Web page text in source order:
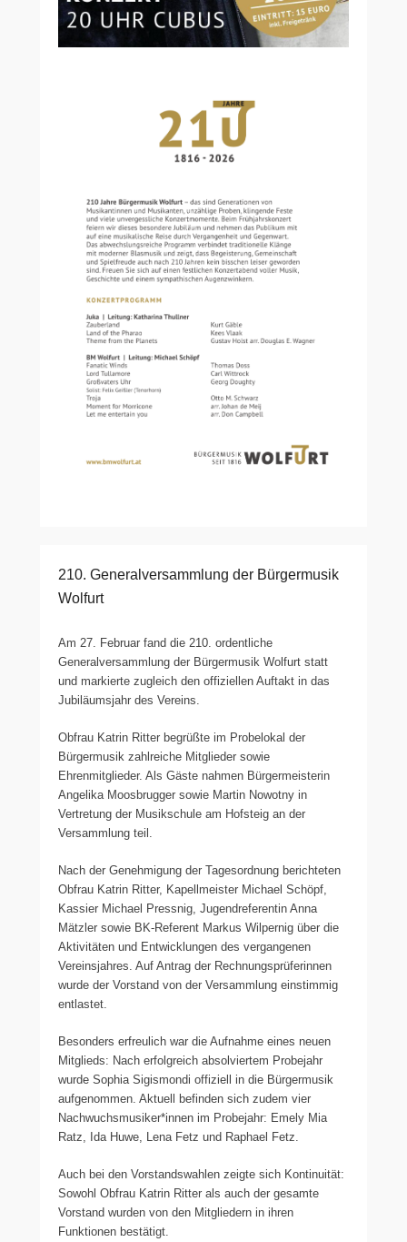
210. Generalversammlung der Bürgermusik
Wolfurt
Am 27. Februar fand die 210. ordentliche
Generalversammlung der Bürgermusik Wolfurt statt
und markierte zugleich den offiziellen Auftakt in das
Jubiläumsjahr des Vereins.
Obfrau Katrin Ritter begrüßte im Probelokal der
Bürgermusik zahlreiche Mitglieder sowie
Ehrenmitglieder. Als Gäste nahmen Bürgermeisterin
Angelika Moosbrugger sowie Martin Nowotny in
Vertretung der Musikschule am Hofsteig an der
Versammlung teil.
Nach der Genehmigung der Tagesordnung berichteten
Obfrau Katrin Ritter, Kapellmeister Michael Schöpf,
Kassier Michael Pressnig, Jugendreferentin Anna
Mätzler sowie BK-Referent Markus Wilpernig über die
Aktivitäten und Entwicklungen des vergangenen
Vereinsjahres. Auf Antrag der Rechnungsprüferinnen
wurde der Vorstand von der Versammlung einstimmig
entlastet.
Besonders erfreulich war die Aufnahme eines neuen
Mitglieds: Nach erfolgreich absolviertem Probejahr
wurde Sophia Sigismondi offiziell in die Bürgermusik
aufgenommen. Aktuell befinden sich zudem vier
Nachwuchsmusiker*innen im Probejahr: Emely Mia
Ratz, Ida Huwe, Lena Fetz und Raphael Fetz.
Auch bei den Vorstandswahlen zeigte sich Kontinuität:
Sowohl Obfrau Katrin Ritter als auch der gesamte
Vorstand wurden von den Mitgliedern in ihren
Funktionen bestätigt.